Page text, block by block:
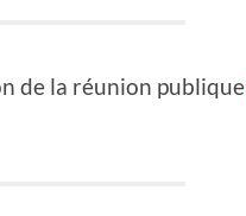
de la réunion publique